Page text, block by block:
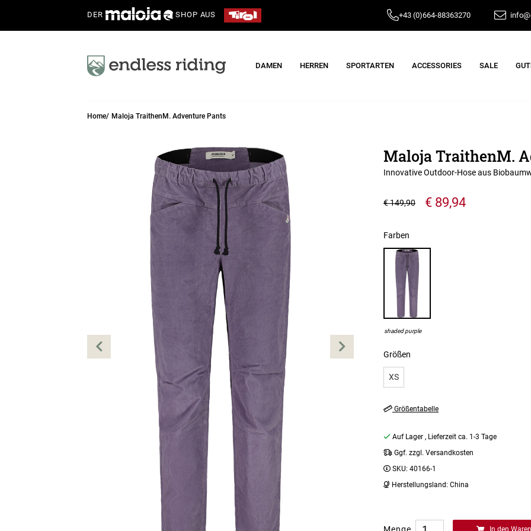
DER SHOP AUS +43 (0)664-88363270
DAMEN HERREN SPORTARTEN ACCESSORIES SALE
Home Maloja TraithenM. Adventure Pants
Maloja TraithenM.
Innovative Outdoor-Hose aus
€ 89,94
€ 149,90
Größen
XS
Farben
shaded purple
Größentabelle
Auf Lager , Lieferzeit ca. 1-3 Tage
Ggf. zzgl. Versandkosten
SKU: 40166-1
Herstellungsland: China
In den